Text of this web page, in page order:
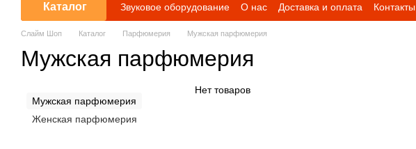
Каталог Звуковое оборудование О нас Доставка и оплата Контакты
Слайм Шоп Каталог Парфюмерия Мужская парфюмерия
Мужская парфюмерия
Нет товаров
Мужская парфюмерия
Женская парфюмерия